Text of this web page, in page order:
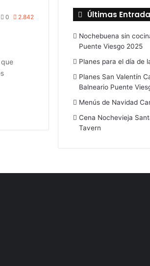
0 2.842 Últimas
Nochebuena sin
Puente Viesgo 2025
Planes para el día de
Planes San Valentín
Balneario Puente
Menús de Navidad
Cena Nochevieja
Tavern